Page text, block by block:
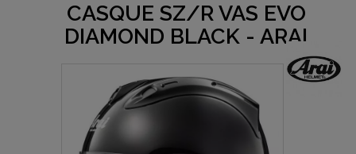
CASQUE SZ/R VAS EVO
DIAMOND BLACK - ARAI